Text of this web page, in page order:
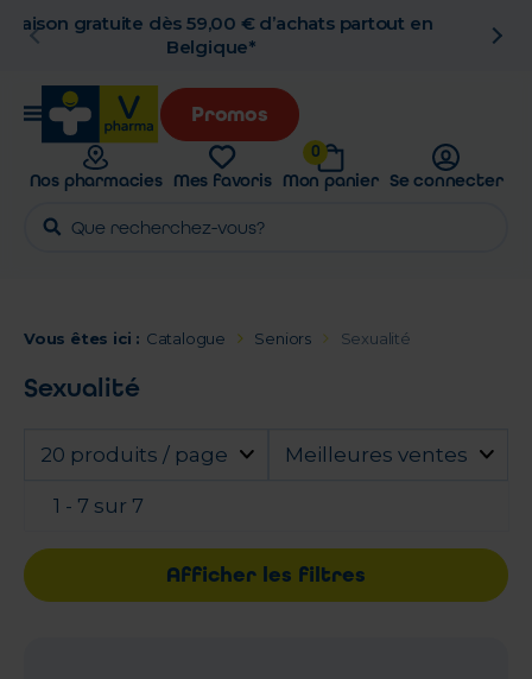
Retrait en pharmacie gratuit
Promos
Nos pharmacies Mes favoris
0
Mon panier Se connecter
Vous êtes ici : Catalogue Seniors Sexualité
Sexualité
20 produits / page Meilleures ventes
1 - 7 sur 7
Afficher les filtres